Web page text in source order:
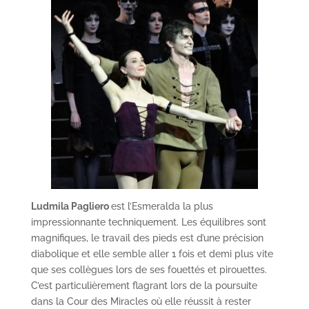
Ludmila Paglieroest l’Esmeralda la plus
impressionnante techniquement. Les équilibres sont
magnifiques, le travail des pieds est d’une précision
diabolique et elle semble aller 1 fois et demi plus vite
que ses collègues lors de ses fouettés et pirouettes.
C’est particulièrement flagrant lors de la poursuite
dans la Cour des Miracles où elle réussit à rester